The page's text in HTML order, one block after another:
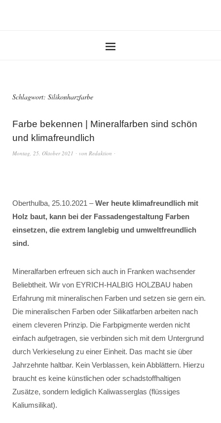
Schlagwort: Silikonharzfarbe
Farbe bekennen | Mineralfarben sind schön
und klimafreundlich
Montag, 25. Oktober 2021 von Redaktion
Oberthulba, 25.10.2021 –Wer heute klimafreundlich mit
Holz baut, kann bei der Fassadengestaltung Farben
einsetzen, die extrem langlebig und umweltfreundlich
sind.
Mineralfarben erfreuen sich auch in Franken wachsender
Beliebtheit. Wir von EYRICH-HALBIG HOLZBAU haben
Erfahrung mit mineralischen Farben und setzen sie gern ein.
Die mineralischen Farben oder Silikatfarben arbeiten nach
einem cleveren Prinzip. Die Farbpigmente werden nicht
einfach aufgetragen, sie verbinden sich mit dem Untergrund
durch Verkieselung zu einer Einheit. Das macht sie über
Jahrzehnte haltbar. Kein Verblassen, kein Abblättern. Hierzu
braucht es keine künstlichen oder schadstoffhaltigen
Zusätze, sondern lediglich Kaliwasserglas (flüssiges
Kaliumsilikat).